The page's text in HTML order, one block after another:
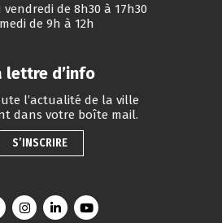
de 8h30 à 17h30
de 9h à 12h
lettre d’info
l’actualité de la ville
dans votre boîte mail.
S’INSCRIRE
vers le compte Facebook
Lien vers le compte Instagram
Lien vers le compte Linkedin
Lien vers la chaîne